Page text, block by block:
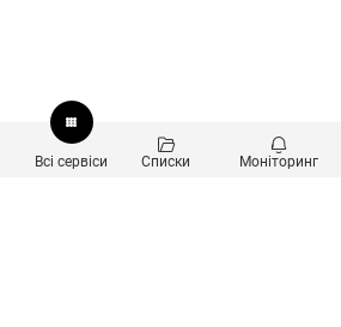
Всі сервіси Списки Моніторинг